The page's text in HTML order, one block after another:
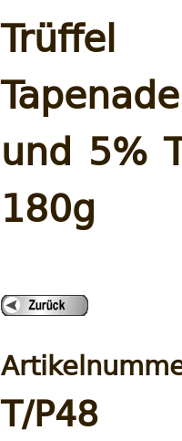
Trüffel -
und 5%
180g
T/P48